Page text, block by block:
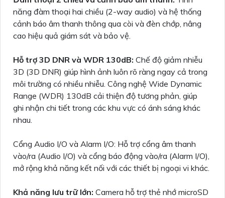
năng đàm thoại hai chiều (2-way audio) và hệ thống
cảnh báo âm thanh thông qua còi và đèn chớp, nâng
cao hiệu quả giám sát và bảo vệ.
Hỗ trợ 3D DNR và WDR 130dB: Chế độ giảm nhiễu
3D (3D DNR) giúp hình ảnh luôn rõ ràng ngay cả trong
môi trường có nhiều nhiễu. Công nghệ Wide Dynamic
Range (WDR) 130dB cải thiện độ tương phản, giúp
ghi nhận chi tiết trong các khu vực có ánh sáng khác
nhau.
Cổng Audio I/O và Alarm I/O: Hỗ trợ cổng âm thanh
vào/ra (Audio I/O) và cổng báo động vào/ra (Alarm I/O),
mở rộng khả năng kết nối với các thiết bị ngoại vi khác.
Khả năng lưu trữ lớn: Camera hỗ trợ thẻ nhớ microSD